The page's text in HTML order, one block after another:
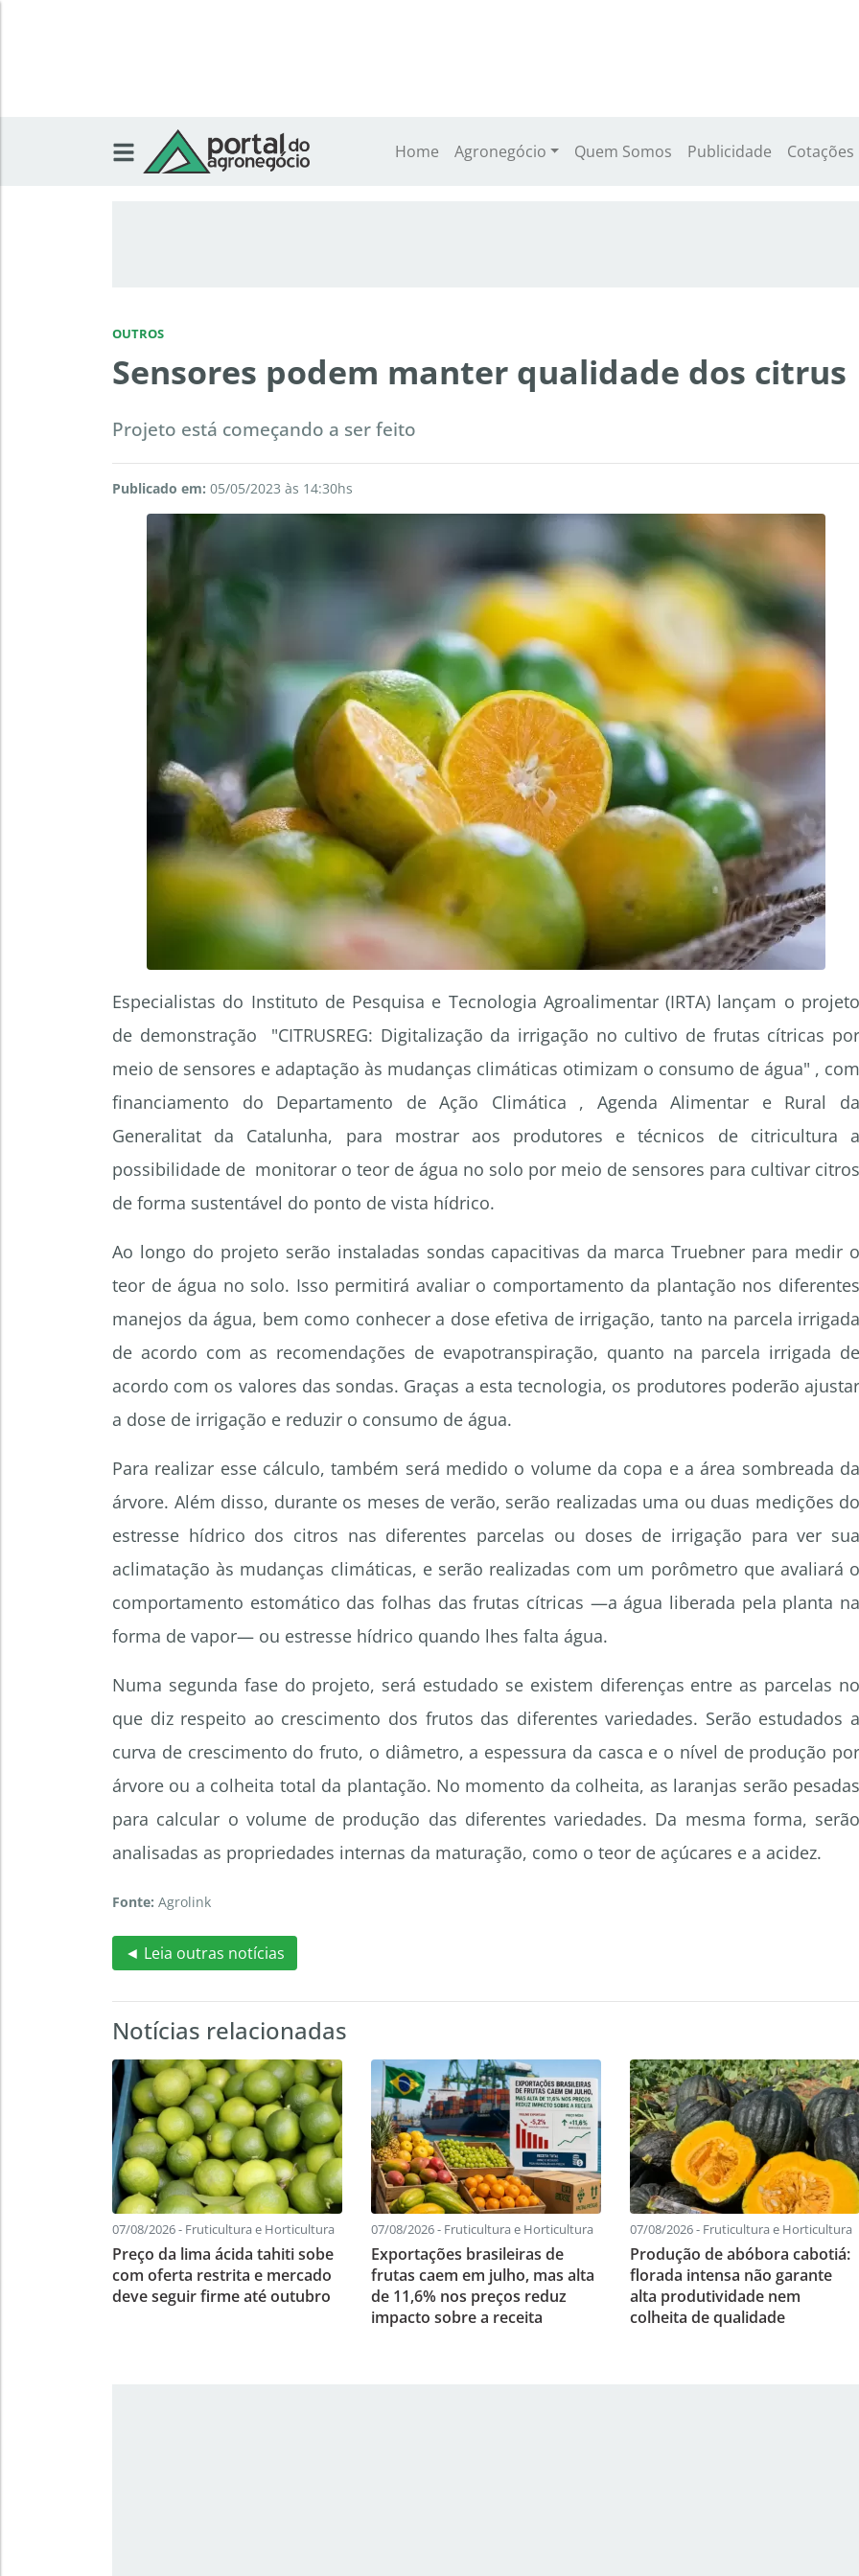
Home Agronegócio Quem Somos Publicidade Cotações
OUTROS
Sensores podem manter qualidade dos citrus
Projeto está começando a ser feito
Publicado em: 05/05/2023 às 14:30hs
Especialistas do Instituto de Pesquisa e Tecnologia Agroalimentar (IRTA) lançam o projeto
de demonstração "CITRUSREG: Digitalização da irrigação no cultivo de frutas cítricas por
meio de sensores e adaptação às mudanças climáticas otimizam o consumo de água" , com
financiamento do Departamento de Ação Climática , Agenda Alimentar e Rural da
Generalitat da Catalunha, para mostrar aos produtores e técnicos de citricultura a
possibilidade de monitorar o teor de água no solo por meio de sensores para cultivar citros
de forma sustentável do ponto de vista hídrico.
Ao longo do projeto serão instaladas sondas capacitivas da marca Truebner para medir o
teor de água no solo. Isso permitirá avaliar o comportamento da plantação nos diferentes
manejos da água, bem como conhecer a dose efetiva de irrigação, tanto na parcela irrigada
de acordo com as recomendações de evapotranspiração, quanto na parcela irrigada de
acordo com os valores das sondas. Graças a esta tecnologia, os produtores poderão ajustar
a dose de irrigação e reduzir o consumo de água.
Para realizar esse cálculo, também será medido o volume da copa e a área sombreada da
árvore. Além disso, durante os meses de verão, serão realizadas uma ou duas medições do
estresse hídrico dos citros nas diferentes parcelas ou doses de irrigação para ver sua
aclimatação às mudanças climáticas, e serão realizadas com um porômetro que avaliará o
comportamento estomático das folhas das frutas cítricas —a água liberada pela planta na
forma de vapor— ou estresse hídrico quando lhes falta água.
Numa segunda fase do projeto, será estudado se existem diferenças entre as parcelas no
que diz respeito ao crescimento dos frutos das diferentes variedades. Serão estudados a
curva de crescimento do fruto, o diâmetro, a espessura da casca e o nível de produção por
árvore ou a colheita total da plantação. No momento da colheita, as laranjas serão pesadas
para calcular o volume de produção das diferentes variedades. Da mesma forma, serão
analisadas as propriedades internas da maturação, como o teor de açúcares e a acidez.
Fonte: Agrolink
◄ Leia outras notícias
Notícias relacionadas
07/08/2026 - Fruticultura e Horticultura
Preço da lima ácida tahiti sobe
com oferta restrita e mercado
deve seguir firme até outubro
07/08/2026 - Fruticultura e Horticultura
Exportações brasileiras de
frutas caem em julho, mas alta
de 11,6% nos preços reduz
impacto sobre a receita
07/08/2026 - Fruticultura e Horticultura
Produção de abóbora cabotiá:
florada intensa não garante
alta produtividade nem
colheita de qualidade